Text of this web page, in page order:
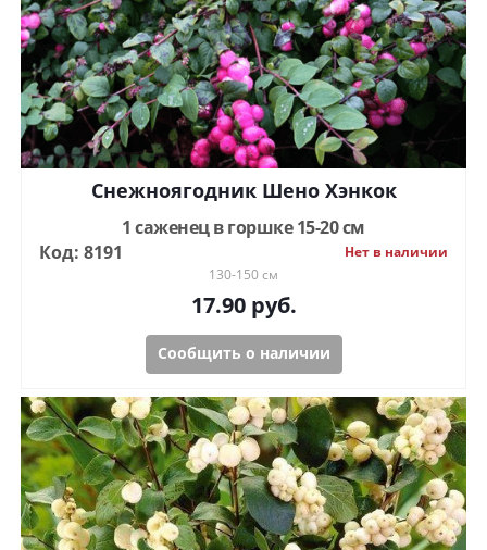
Снежноягодник Шено Хэнкок
1 саженец в горшке 15-20 см
Код: 8191
Нет в наличии
130-150 см
17.90руб.
Сообщить о наличии